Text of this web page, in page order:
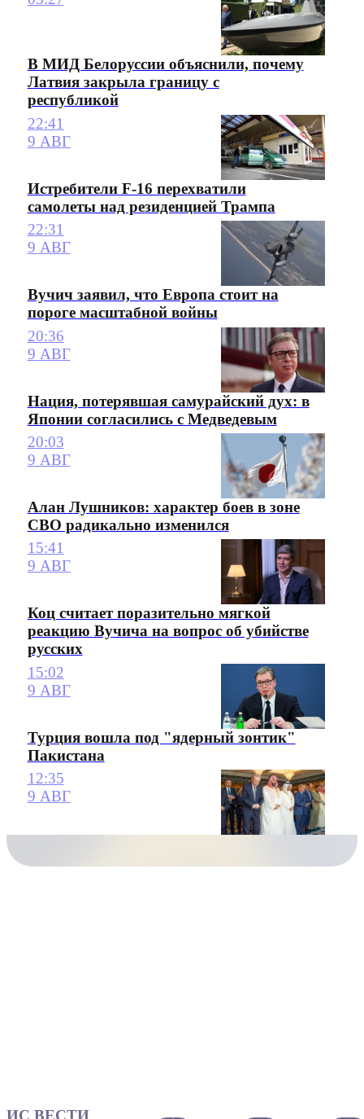
В МИД Белоруссии объяснили, почему
Латвия закрыла границу с
республикой
22:41
9 АВГ
Истребители F-16 перехватили
самолеты над резиденцией Трампа
22:31
9 АВГ
Вучич заявил, что Европа стоит на
пороге масштабной войны
20:36
9 АВГ
Нация, потерявшая самурайский дух: в
Японии согласились с Медведевым
20:03
9 АВГ
Алан Лушников: характер боев в зоне
СВО радикально изменился
15:41
9 АВГ
Коц считает поразительно мягкой
реакцию Вучича на вопрос об убийстве
русских
15:02
9 АВГ
Турция вошла под "ядерный зонтик"
Пакистана
12:35
9 АВГ